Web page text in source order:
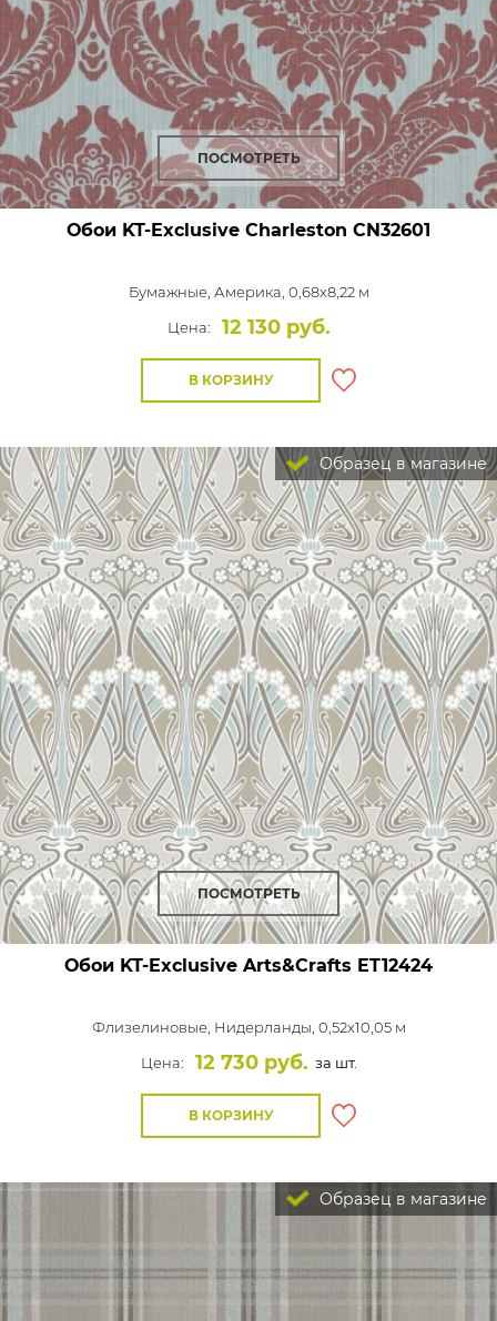
ПОСМОТРЕТЬ
Обои KT-Exclusive Charleston CN32601
Бумажные, Америка, 0,68x8,22 м
Цена:
12 130 руб.
В КОРЗИНУ
Образец в магазине
ПОСМОТРЕТЬ
Обои KT-Exclusive Arts&Crafts ET12424
Флизелиновые, Нидерланды, 0,52x10,05 м
Цена:
12 730 руб. за шт.
В КОРЗИНУ
Образец в магазине